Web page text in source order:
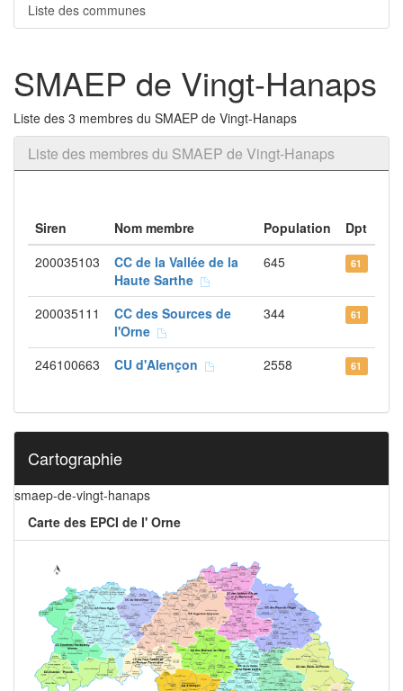
Liste des communes
SMAEP de Vingt-Hanaps
Liste des 3 membres du SMAEP de Vingt-Hanaps
Liste des membres du SMAEP de Vingt-Hanaps
Siren Nom membre Population
Dpt
200035103
CC de la Vallée de la
Haute Sarthe
645 61
200035111
CC des Sources de
l'Orne
344 61
246100663 CU d'Alençon 2558 61
Cartographie
smaep-de-vingt-hanaps
Carte des EPCI de l' Orne